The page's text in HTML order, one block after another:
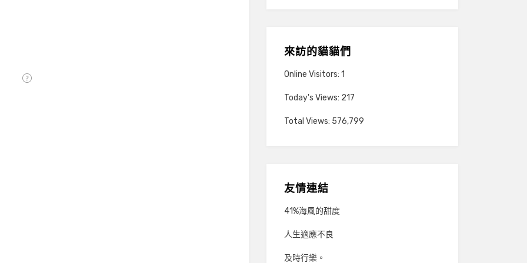
來訪的貓貓們
Online Visitors: 1
Today's Views: 217
Total Views: 576,799
友情連結
41%海風的甜度
人生適應不良
及時行樂。